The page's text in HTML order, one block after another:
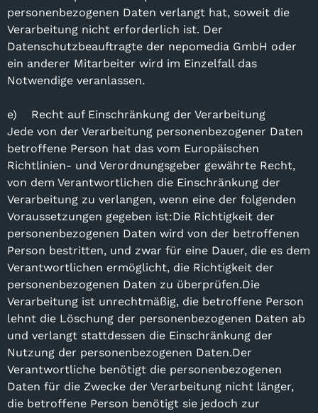
personenbezogenen Daten verlangt hat, soweit die
Verarbeitung nicht erforderlich ist. Der
Datenschutzbeauftragte der nepomedia GmbH oder
ein anderer Mitarbeiter wird im Einzelfall das
Notwendige veranlassen.
e) Recht auf Einschränkung der Verarbeitung
Jede von der Verarbeitung personenbezogener Daten
betroffene Person hat das vom Europäischen
Richtlinien- und Verordnungsgeber gewährte Recht,
von dem Verantwortlichen die Einschränkung der
Verarbeitung zu verlangen, wenn eine der folgenden
Voraussetzungen gegeben ist:Die Richtigkeit der
personenbezogenen Daten wird von der betroffenen
Person bestritten, und zwar für eine Dauer, die es dem
Verantwortlichen ermöglicht, die Richtigkeit der
personenbezogenen Daten zu überprüfen.Die
Verarbeitung ist unrechtmäßig, die betroffene Person
lehnt die Löschung der personenbezogenen Daten ab
und verlangt stattdessen die Einschränkung der
Nutzung der personenbezogenen Daten.Der
Verantwortliche benötigt die personenbezogenen
Daten für die Zwecke der Verarbeitung nicht länger,
die betroffene Person benötigt sie jedoch zur